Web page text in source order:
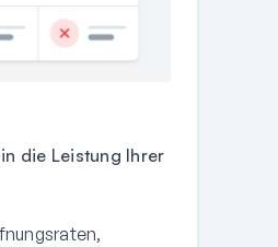
die Leistung Ihrer